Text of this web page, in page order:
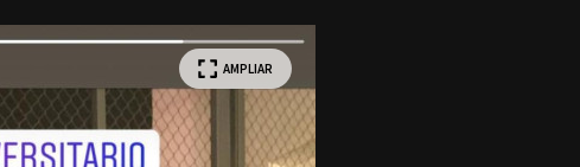
AMPLIAR